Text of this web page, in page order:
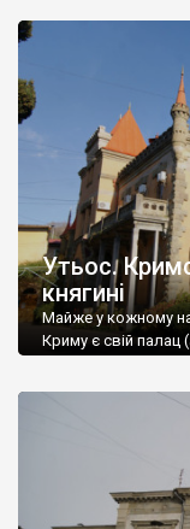
Утьос.
княгині
Майже у кожному
Криму є свій палац